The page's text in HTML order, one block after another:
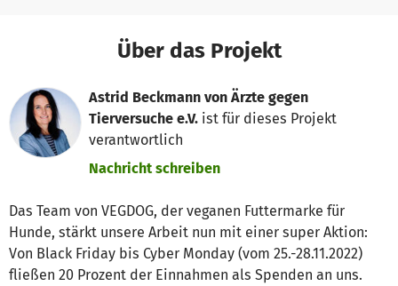
Über das Projekt
Astrid Beckmann von Ärzte gegen
Tierversuche e.V. ist für dieses Projekt
verantwortlich
Nachricht schreiben
Das Team von VEGDOG, der veganen Futtermarke für
Hunde, stärkt unsere Arbeit nun mit einer super Aktion:
Von Black Friday bis Cyber Monday (vom 25.-28.11.2022)
fließen 20 Prozent der Einnahmen als Spenden an uns.